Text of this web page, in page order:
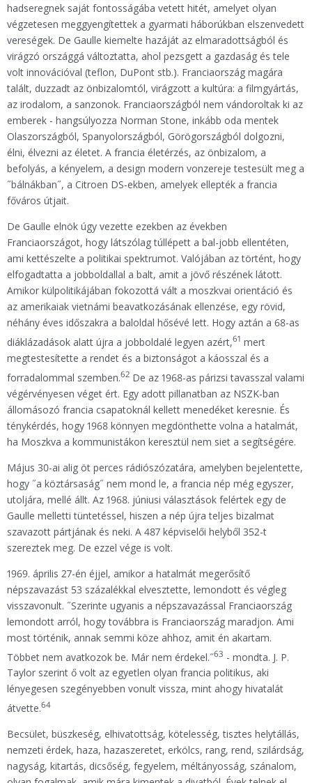
hadseregnek saját fontosságába vetett hitét, amelyet olyan
végzetesen meggyengítettek a gyarmati háborúkban elszenvedett
vereségek. De Gaulle kiemelte hazáját az elmaradottságból és
virágzó országgá változtatta, ahol pezsgett a gazdaság és tele
volt innovációval (teflon, DuPont stb.). Franciaország magára
talált, duzzadt az önbizalomtól, virágzott a kultúra: a filmgyártás,
az irodalom, a sanzonok. Franciaországból nem vándoroltak ki az
emberek - hangsúlyozza Norman Stone, inkább oda mentek
Olaszországból, Spanyolországból, Görögországból dolgozni,
élni, élvezni az életet. A francia életérzés, az önbizalom, a
befolyás, a kényelem, a design modern vonzereje testesült meg a
˝bálnákban˝, a Citroen DS-ekben, amelyek ellepték a francia
főváros útjait.
De Gaulle elnök úgy vezette ezekben az években
Franciaországot, hogy látszólag túllépett a bal-jobb ellentéten,
ami kettészelte a politikai spektrumot. Valójában az történt, hogy
elfogadtatta a jobboldallal a balt, amit a jövő részének látott.
Amikor külpolitikájában fokozottá vált a moszkvai orientáció és
az amerikaiak vietnámi beavatkozásának ellenzése, egy rövid,
néhány éves időszakra a baloldal hősévé lett. Hogy aztán a 68-as
diáklázadások alatt újra a jobboldalé legyen azért,61 mert
megtestesítette a rendet és a biztonságot a káosszal és a
forradalommal szemben.62 De az 1968-as párizsi tavasszal valami
végérvényesen véget ért. Egy adott pillanatban az NSZK-ban
állomásozó francia csapatoknál kellett menedéket keresnie. És
ténykérdés, hogy 1968 könnyen megdönthette volna a hatalmát,
ha Moszkva a kommunistákon keresztül nem siet a segítségére.
Május 30-ai alig öt perces rádiószózatára, amelyben bejelentette,
hogy ˝a köztársaság˝ nem mond le, a francia nép még egyszer,
utoljára, mellé állt. Az 1968. júniusi választások felértek egy de
Gaulle melletti tüntetéssel, hiszen a nép újra teljes bizalmat
szavazott pártjának és neki. A 487 képviselői helyből 352-t
szereztek meg. De ezzel vége is volt.
1969. április 27-én éjjel, amikor a hatalmát megerősítő
népszavazást 53 százalékkal elvesztette, lemondott és végleg
visszavonult. ˝Szerinte ugyanis a népszavazással Franciaország
lemondott arról, hogy továbbra is Franciaország maradjon. Ami
most történik, annak semmi köze ahhoz, amit én akartam.
Többet nem avatkozok be. Már nem érdekel.˝63 - mondta. J. P.
Taylor szerint ő volt az egyetlen olyan francia politikus, aki
lényegesen szegényebben vonult vissza, mint ahogy hivatalát
átvette.64
Becsület, büszkeség, elhivatottság, kötelesség, tisztes helytállás,
nemzeti érdek, haza, hazaszeretet, erkölcs, rang, rend, szilárdság,
nagyság, kitartás, dicsőség, fegyelem, méltányosság, szánalom,